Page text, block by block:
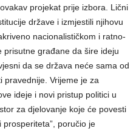
projekat prije izbora. Lični
države i izmjestili njihovu
nacionalističkom i ratno-
prisutne građane da šire ideju
da se država neće sama od
pravednije. Vrijeme je za
ideje i novi pristup politici u
za djelovanje koje će povesti
poručio je